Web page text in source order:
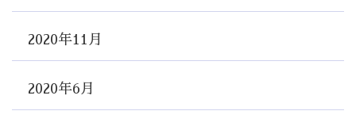
2020年11月
2020年6月